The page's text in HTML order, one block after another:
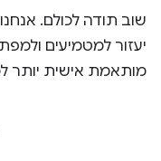
שוב תודה לכולם.
יעזור למטמיעים
מותאמת אישית יותר